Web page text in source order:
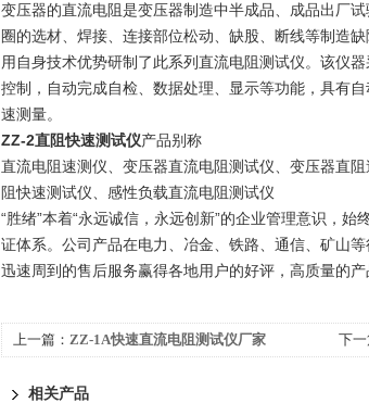
变压器的直流电阻是变压器制造中半成品、成品出厂
圈的选材、焊接、连接部位松动、缺股、断线等制造
用自身技术优势研制了此系列直流电阻测试仪。该仪
控制，自动完成自检、数据处理、显示等功能，具有
速测量。
ZZ-2直阻快速测试仪产品别称
直流电阻速测仪、变压器直流电阻测试仪、变压器直
阻快速测试仪、感性负载直流电阻测试仪
“胜绪”本着“永远诚信，永远创新”的企业管理意识，
证体系。公司产品在电力、冶金、铁路、通信、矿山
迅速周到的售后服务赢得各地用户的好评，高质量的
上一篇： ZZ-1A快速直流电阻测试仪厂家 下一
相关产品